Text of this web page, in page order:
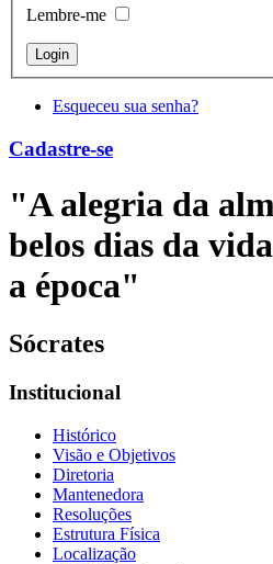
Lembre-me
Login
Esqueceu sua senha?
Cadastre-se
"A alegria da
belos dias da
a época"
Sócrates
Institucional
Histórico
Visão e Objetivos
Diretoria
Mantenedora
Resoluções
Estrutura Física
Localização